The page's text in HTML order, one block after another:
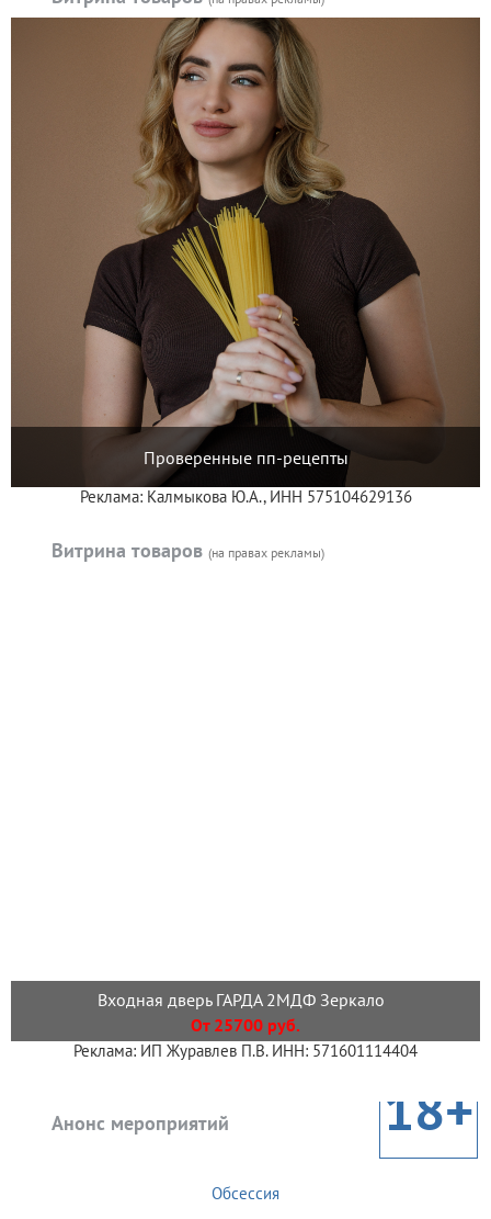
Проверенные пп-рецепты
Реклама: Калмыкова Ю.А., ИНН 575104629136
Витрина товаров (на правах рекламы)
Входная дверь ГАРДА 2МДФ Зеркало
От 25700 руб.
Реклама: ИП Журавлев П.В. ИНН: 571601114404
Анонс мероприятий 18+
Обсессия